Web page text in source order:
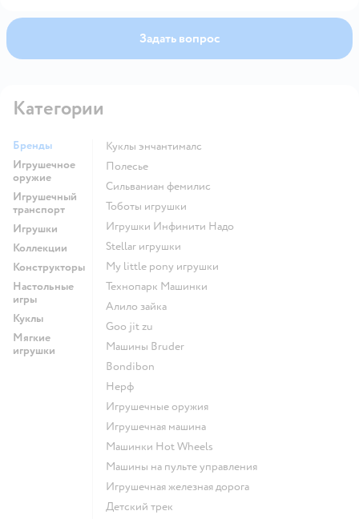
Задать вопрос
Категории
Бренды
Игрушечное
оружие
Игрушечный
транспорт
Игрушки
Коллекции
Конструкторы
Настольные
игры
Куклы
Мягкие
игрушки
Куклы энчантималс
Полесье
Сильваниан фемилис
Тоботы игрушки
Игрушки Инфинити Надо
Stellar игрушки
my little pony игрушки
Технопарк Машинки
Алило зайка
Goo jit zu
Машины Bruder
Bondibon
Нерф
Игрушечные оружия
Игрушечная машина
Машинки Hot Wheels
Машины на пульте управления
Игрушечная железная дорога
Детский трек